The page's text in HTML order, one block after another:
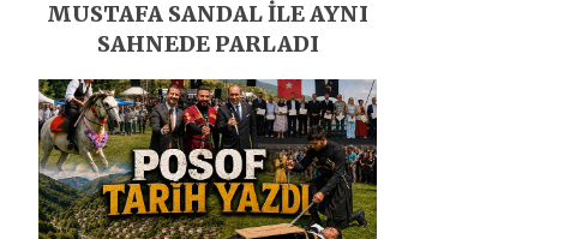
MUSTAFA SANDAL İLE AYNI
SAHNEDE PARLADI